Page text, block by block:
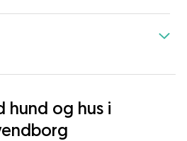
hund og hus i